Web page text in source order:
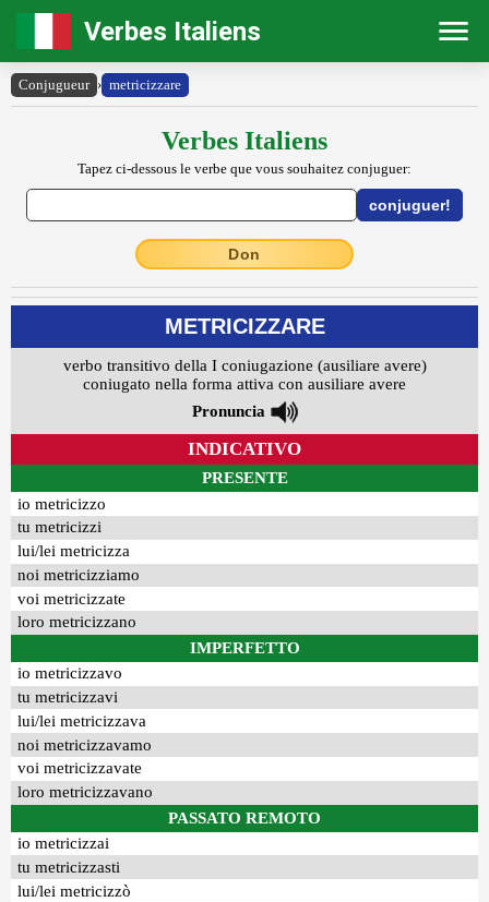
Verbes Italiens
Conjugueur › metricizzare
Verbes Italiens
Tapez ci-dessous le verbe que vous souhaitez conjuguer:
Don
METRICIZZARE
verbo transitivo della I coniugazione (ausiliare avere)
coniugato nella forma attiva con ausiliare avere
Pronuncia
INDICATIVO
PRESENTE
io metricizzo
tu metricizzi
lui/lei metricizza
noi metricizziamo
voi metricizzate
loro metricizzano
IMPERFETTO
io metricizzavo
tu metricizzavi
lui/lei metricizzava
noi metricizzavamo
voi metricizzavate
loro metricizzavano
PASSATO REMOTO
io metricizzai
tu metricizzasti
lui/lei metricizzò